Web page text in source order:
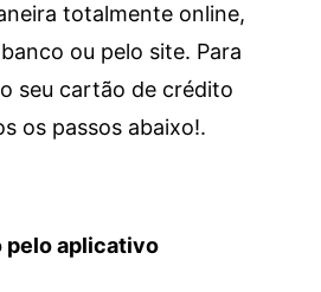
totalmente online,
ou pelo site. Para
seu cartão de crédito
os passos abaixo!.
pelo aplicativo